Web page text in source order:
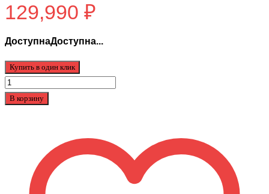
129,990 ₽
ДоступнаДоступна...
Купить в один клик
Количество
товара
В корзину